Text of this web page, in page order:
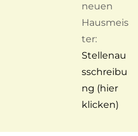
neuen
Hausmeis
ter:
Stellenau
sschreibu
ng (hier
klicken)